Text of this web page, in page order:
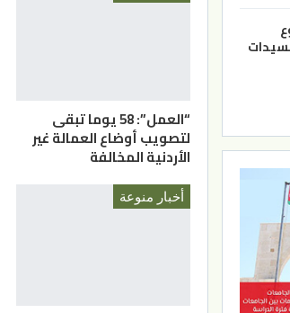
“العمل”: 58 يوما تبقى
لتصويب أوضاع العمالة غير
الأردنية المخالفة
أخبار منوعة